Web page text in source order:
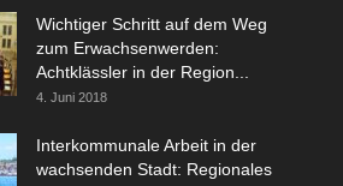
Wichtiger Schritt auf dem Weg
zum Erwachsenwerden:
Achtklässler in der Region...
4. Juni 2018
Interkommunale Arbeit in der
wachsenden Stadt: Regionales